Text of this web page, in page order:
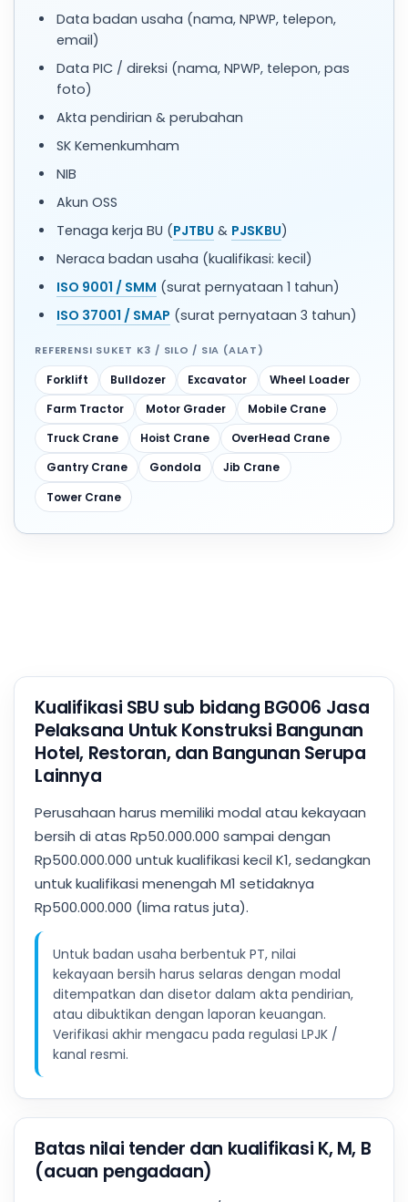
Data badan usaha (nama, NPWP, telepon,
email)
Data PIC / direksi (nama, NPWP, telepon, pas
foto)
Akta pendirian & perubahan
SK Kemenkumham
NIB
Akun OSS
Tenaga kerja BU (PJTBU & PJSKBU)
Neraca badan usaha (kualifikasi: kecil)
ISO 9001 / SMM (surat pernyataan 1 tahun)
ISO 37001 / SMAP (surat pernyataan 3 tahun)
REFERENSI SUKET K3 / SILO / SIA (ALAT)
Forklift Bulldozer Excavator
Wheel Loader
Farm Tractor
Motor Grader
Mobile Crane
Truck Crane
Hoist Crane
OverHead Crane
Gantry Crane
Gondola
Jib Crane
Tower Crane
Kualifikasi SBU sub bidang BG006 Jasa
Pelaksana Untuk Konstruksi Bangunan
Hotel, Restoran, dan Bangunan Serupa
Lainnya
Perusahaan harus memiliki modal atau kekayaan
bersih di atas Rp50.000.000 sampai dengan
Rp500.000.000 untuk kualifikasi kecil K1, sedangkan
untuk kualifikasi menengah M1 setidaknya
Rp500.000.000 (lima ratus juta).
Untuk badan usaha berbentuk PT, nilai
kekayaan bersih harus selaras dengan modal
ditempatkan dan disetor dalam akta pendirian,
atau dibuktikan dengan laporan keuangan.
Verifikasi akhir mengacu pada regulasi LPJK /
kanal resmi.
Batas nilai tender dan kualifikasi K, M, B
(acuan pengadaan)